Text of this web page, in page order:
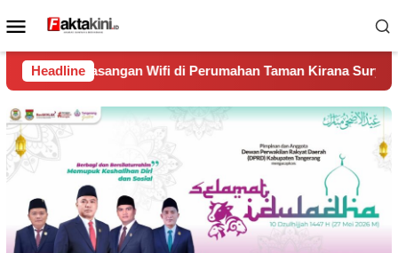
ke
Menu
Mobile
Headline
Wifi di Perumahan Taman Kirana Surya Solear